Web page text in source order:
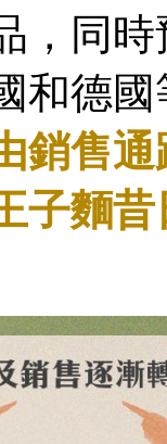
，同
和德
銷售
子麵